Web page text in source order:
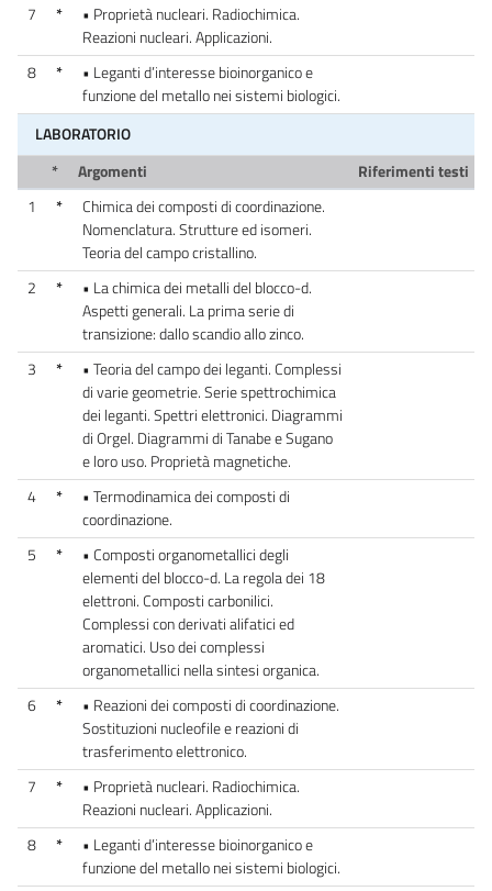
7
*
• Proprietà nucleari. Radiochimica.
Reazioni nucleari. Applicazioni.
8
*
• Leganti d’interesse bioinorganico e
funzione del metallo nei sistemi biologici.
LABORATORIO
*
Argomenti
Riferimenti testi
1
*
Chimica dei composti di coordinazione.
Nomenclatura. Strutture ed isomeri.
Teoria del campo cristallino.
2
*
• La chimica dei metalli del blocco-d.
Aspetti generali. La prima serie di
transizione: dallo scandio allo zinco.
3
*
• Teoria del campo dei leganti. Complessi
di varie geometrie. Serie spettrochimica
dei leganti. Spettri elettronici. Diagrammi
di Orgel. Diagrammi di Tanabe e Sugano
e loro uso. Proprietà magnetiche.
4
*
• Termodinamica dei composti di
coordinazione.
5
*
• Composti organometallici degli
elementi del blocco-d. La regola dei 18
elettroni. Composti carbonilici.
Complessi con derivati alifatici ed
aromatici. Uso dei complessi
organometallici nella sintesi organica.
6
*
• Reazioni dei composti di coordinazione.
Sostituzioni nucleofile e reazioni di
trasferimento elettronico.
7
*
• Proprietà nucleari. Radiochimica.
Reazioni nucleari. Applicazioni.
8
*
• Leganti d’interesse bioinorganico e
funzione del metallo nei sistemi biologici.